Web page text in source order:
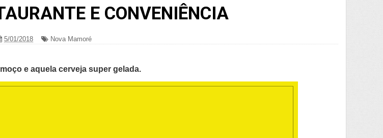
E CONVENIÊNCIA
5/01/2018 Nova Mamoré
e aquela cerveja super gelada.